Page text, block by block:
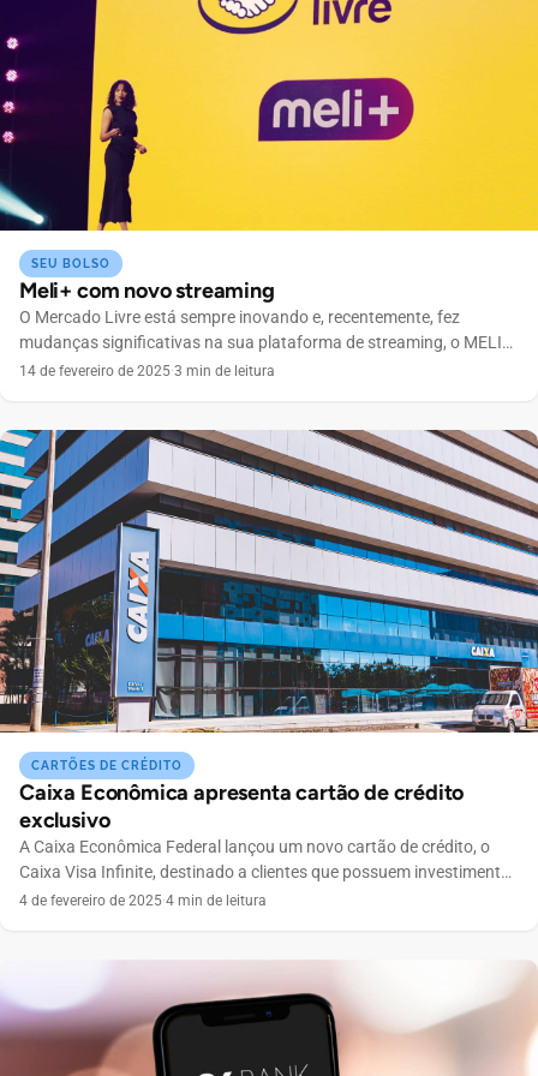
SEU BOLSO
Meli+ com novo streaming
O Mercado Livre está sempre inovando e, recentemente, fez
mudanças significativas na sua plataforma de streaming, o MELI+.
O que mudou no MELI+ Para quem não acompanhou as últimas
preocupar em assinar um pacote único […]
14 de fevereiro de 2025·3 min de leitura
CARTÕES DE CRÉDITO
Caixa Econômica apresenta cartão de crédito
exclusivo
A Caixa Econômica Federal lançou um novo cartão de crédito, o
Caixa Visa Infinite, destinado a clientes que possuem investimentos
superiores a R$ 1 milhão. Este cartão oferece uma série de
4 de fevereiro de 2025·4 min de leitura